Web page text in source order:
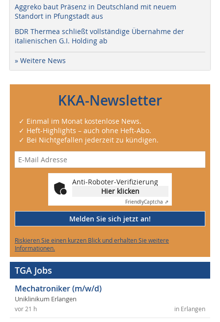
Aggreko baut Präsenz in Deutschland mit neuem
Standort in Pfungstadt aus
BDR Thermea schließt vollständige Übernahme der
italienischen G.I. Holding ab
» Weitere News
KKA-Newsletter
✓ Einmal im Monat kostenlose News.
✓ Heft-Highlights – auch ohne Heft-Abo.
✓ Bei Nichtgefallen jederzeit zu kündigen.
Anti-Roboter-Verifizierung
Hier klicken
FriendlyCaptcha ⇗
Melden Sie sich jetzt an!
Riskieren Sie einen kurzen Blick und erhalten Sie weitere
Informationen.
TGA Jobs
Mechatroniker (m/w/d)
Uniklinikum Erlangen
in Erlangen
vor 21 h